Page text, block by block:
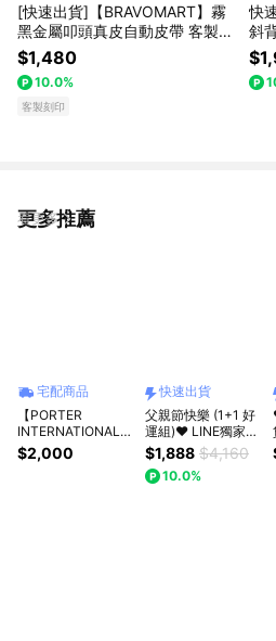
[快速出貨]【BRAVOMART】霧
黑金屬叩頭真皮自動皮帶 客製化
刻字 生日禮物 送禮推薦 男生禮
物 巨蟹座 禮物獨家 新品上市 送
給男生 真皮皮帶 上班族禮物 獅
子座
$1,480
10.0%
客製刻印
快
斜
差
字
現
更多推薦
看更多
宅配商品
【PORTER
INTERNATIONAL】
低調奢華 MELODY
系列 三折零錢短夾
$2,000
快速出貨
父親節快樂 (1+1 好
運組)❤️ LINE獨家組
合 ❤️ 快速出貨 ❤️
【pierre cardin 皮爾
卡登】皮帶皮夾
$1,888 $4,160
10.0%